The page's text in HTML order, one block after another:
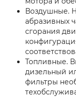
Воздушные.
абразивных
сгорания
Топливные.
дизельный
фильтры